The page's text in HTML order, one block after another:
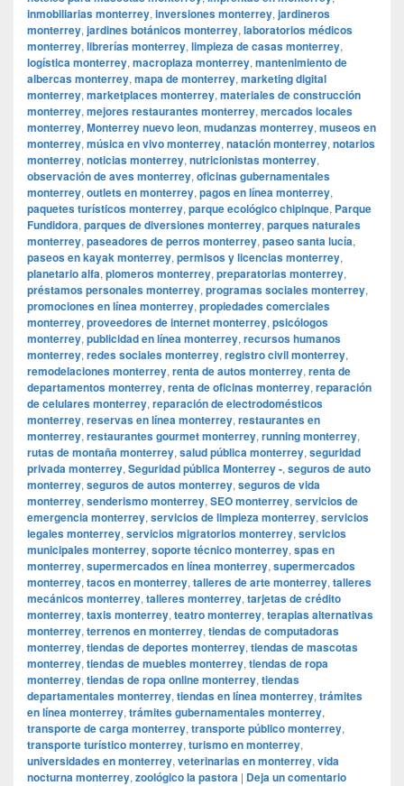
inmobiliarias monterrey, inversiones monterrey, jardineros
monterrey, jardines botánicos monterrey, laboratorios médicos
monterrey, librerías monterrey, limpieza de casas monterrey,
logística monterrey, macroplaza monterrey, mantenimiento de
albercas monterrey, mapa de monterrey, marketing digital
monterrey, marketplaces monterrey, materiales de construcción
monterrey, mejores restaurantes monterrey, mercados locales
monterrey, Monterrey nuevo leon, mudanzas monterrey, museos en
monterrey, música en vivo monterrey, natación monterrey, notarios
monterrey, noticias monterrey, nutricionistas monterrey,
observación de aves monterrey, oficinas gubernamentales
monterrey, outlets en monterrey, pagos en línea monterrey,
paquetes turísticos monterrey, parque ecológico chipinque, Parque
Fundidora, parques de diversiones monterrey, parques naturales
monterrey, paseadores de perros monterrey, paseo santa lucía,
paseos en kayak monterrey, permisos y licencias monterrey,
planetario alfa, plomeros monterrey, preparatorias monterrey,
préstamos personales monterrey, programas sociales monterrey,
promociones en línea monterrey, propiedades comerciales
monterrey, proveedores de internet monterrey, psicólogos
monterrey, publicidad en línea monterrey, recursos humanos
monterrey, redes sociales monterrey, registro civil monterrey,
remodelaciones monterrey, renta de autos monterrey, renta de
departamentos monterrey, renta de oficinas monterrey, reparación
de celulares monterrey, reparación de electrodomésticos
monterrey, reservas en línea monterrey, restaurantes en
monterrey, restaurantes gourmet monterrey, running monterrey,
rutas de montaña monterrey, salud pública monterrey, seguridad
privada monterrey, Seguridad pública Monterrey -, seguros de auto
monterrey, seguros de autos monterrey, seguros de vida
monterrey, senderismo monterrey, SEO monterrey, servicios de
emergencia monterrey, servicios de limpieza monterrey, servicios
legales monterrey, servicios migratorios monterrey, servicios
municipales monterrey, soporte técnico monterrey, spas en
monterrey, supermercados en línea monterrey, supermercados
monterrey, tacos en monterrey, talleres de arte monterrey, talleres
mecánicos monterrey, talleres monterrey, tarjetas de crédito
monterrey, taxis monterrey, teatro monterrey, terapias alternativas
monterrey, terrenos en monterrey, tiendas de computadoras
monterrey, tiendas de deportes monterrey, tiendas de mascotas
monterrey, tiendas de muebles monterrey, tiendas de ropa
monterrey, tiendas de ropa online monterrey, tiendas
departamentales monterrey, tiendas en línea monterrey, trámites
en línea monterrey, trámites gubernamentales monterrey,
transporte de carga monterrey, transporte público monterrey,
transporte turístico monterrey, turismo en monterrey,
universidades en monterrey, veterinarias en monterrey, vida
nocturna monterrey, zoológico la pastora | Deja un comentario